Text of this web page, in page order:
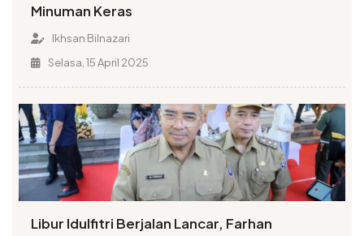
Minuman Keras
Ikhsan Bilnazari
Selasa, 15 April 2025
Libur Idulfitri Berjalan Lancar, Farhan